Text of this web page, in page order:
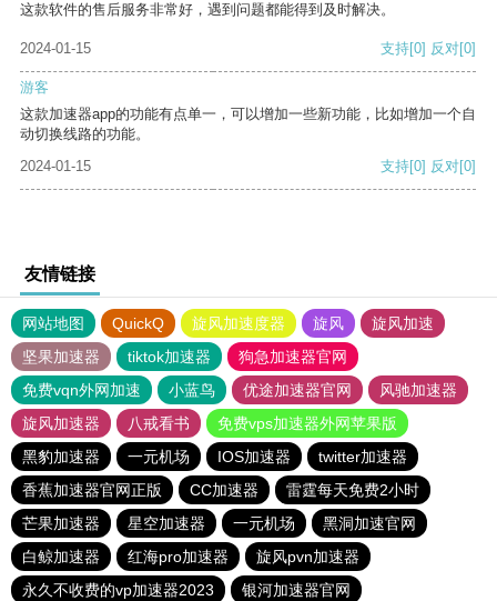
这款软件的售后服务非常好，遇到问题都能得到及时解决。
2024-01-15 支持[0] 反对[0]
游客
这款加速器app的功能有点单一，可以增加一些新功能，比如增加一个自
动切换线路的功能。
2024-01-15
支持[0] 反对[0]
友情链接
网站地图 QuickQ 旋风加速度器 旋风
旋风加速
坚果加速器
tiktok加速器
狗急加速器官网
免费vqn外网加速
小蓝鸟 优途加速器官网
风驰加速器
旋风加速器
八戒看书
免费vps加速器外网苹果版
黑豹加速器
一元机场 IOS加速器
twitter加速器
香蕉加速器官网正版
CC加速器
雷霆每天免费2小时
芒果加速器
星空加速器 一元机场
黑洞加速官网
白鲸加速器
红海pro加速器
旋风pvn加速器
永久不收费的vp加速器2023
银河加速器官网